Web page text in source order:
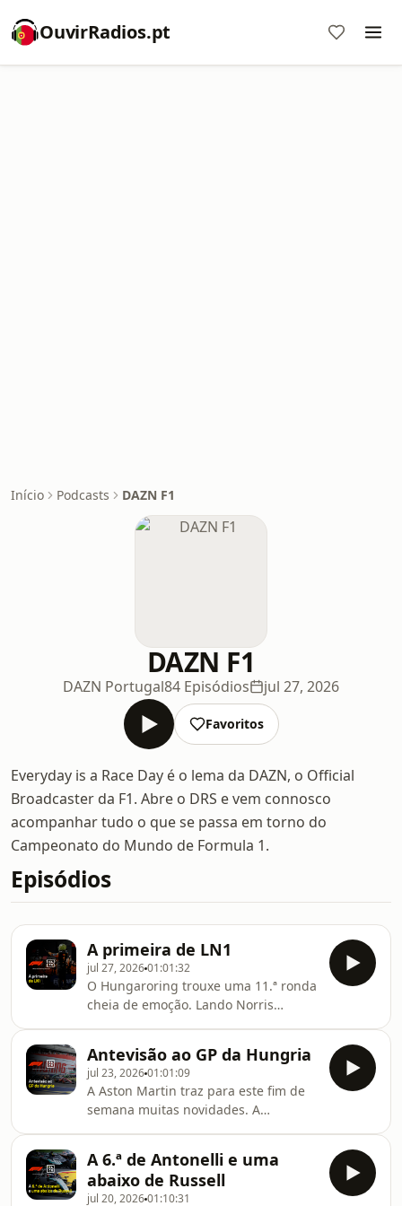
OuvirRadios.pt
Início Podcasts DAZN F1
DAZN F1
DAZN Portugal84 Episódios jul 27, 2026
Favoritos
Everyday is a Race Day é o lema da DAZN, o Official
Broadcaster da F1. Abre o DRS e vem connosco
acompanhar tudo o que se passa em torno do
Campeonato do Mundo de Formula 1.
Episódios
A primeira de LN1
jul 27, 202601:01:32
O Hungaroring trouxe uma 11.ª ronda
cheia de emoção. Lando Norris
temporada. A desistência de Oscar
Piastri, mais penalizações para
Hamilton e a resiliência de
Verstappen. Com Nuno Pinto, João
Carlos Costa, Henrique Chaves e
moderação de Óscar Góis.
Antevisão ao GP da Hungria
jul 23, 202601:01:09
A Aston Martin traz para este fim de
semana muitas novidades. A
estar mais confortável no circuito de
Hungaroring e a McLaren pode dar
A 6.ª de Antonelli e uma
abaixo de Russell
jul 20, 202601:10:31